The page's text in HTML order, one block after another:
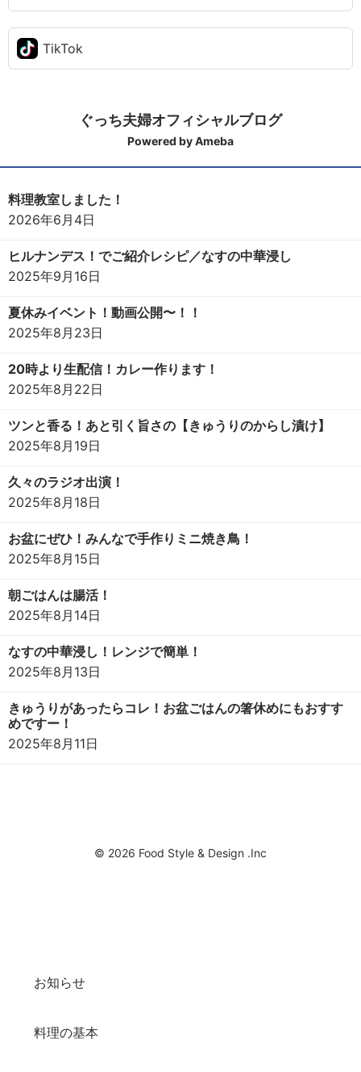
TikTok
ぐっち夫婦オフィシャルブログ
Powered by Ameba
料理教室しました！
2026年6月4日
ヒルナンデス！でご紹介レシピ／なすの中華浸し
2025年9月16日
夏休みイベント！動画公開〜！！
2025年8月23日
20時より生配信！カレー作ります！
2025年8月22日
ツンと香る！あと引く旨さの【きゅうりのからし漬け】
2025年8月19日
久々のラジオ出演！
2025年8月18日
お盆にぜひ！みんなで手作りミニ焼き鳥！
2025年8月15日
朝ごはんは腸活！
2025年8月14日
なすの中華浸し！レンジで簡単！
2025年8月13日
きゅうりがあったらコレ！お盆ごはんの箸休めにもおすす
めですー！
2025年8月11日
© 2026 Food Style & Design .Inc
お知らせ
料理の基本